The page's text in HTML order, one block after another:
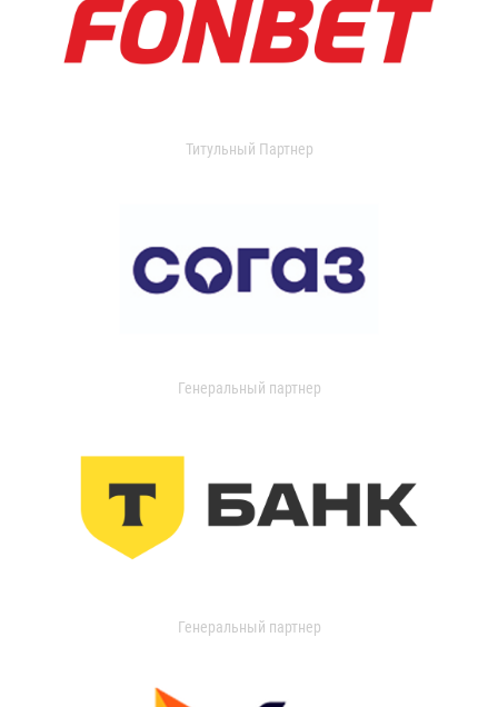
Титульный Партнер
Генеральный партнер
Генеральный партнер